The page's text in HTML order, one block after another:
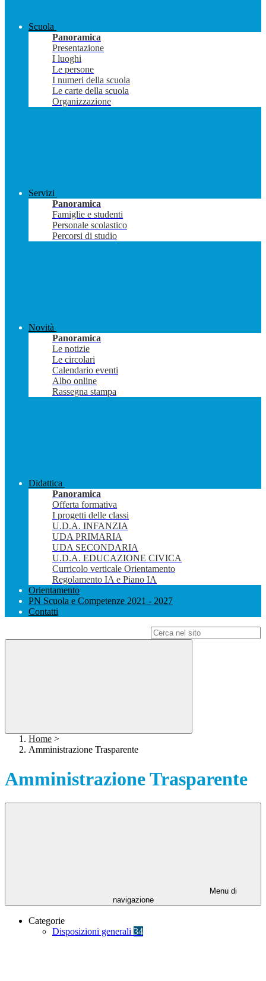
Scuola
Panoramica
Presentazione
I luoghi
Le persone
I numeri della scuola
Le carte della scuola
Organizzazione
Servizi
Panoramica
Famiglie e studenti
Personale scolastico
Percorsi di studio
Novità
Panoramica
Le notizie
Le circolari
Calendario eventi
Albo online
Rassegna stampa
Didattica
Panoramica
Offerta formativa
I progetti delle classi
U.D.A. INFANZIA
UDA PRIMARIA
UDA SECONDARIA
U.D.A. EDUCAZIONE CIVICA
Curricolo verticale Orientamento
Regolamento IA e Piano IA
Orientamento
PN Scuola e Competenze 2021 - 2027
Contatti
Home >
Amministrazione Trasparente
Amministrazione Trasparente
Menu di
navigazione
Categorie
Disposizioni generali 34